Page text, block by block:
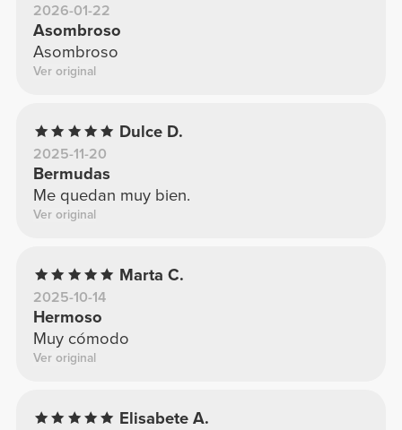
2026-01-22
Asombroso
Asombroso
Ver original
Dulce D.
2025-11-20
Bermudas
Me quedan muy bien.
Ver original
Marta C.
2025-10-14
Hermoso
Muy cómodo
Ver original
Elisabete A.